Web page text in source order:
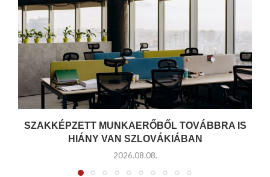
SZAKKÉPZETT MUNKAERŐBŐL TOVÁBBRA IS
HIÁNY VAN SZLOVÁKIÁBAN
2026.08.08.